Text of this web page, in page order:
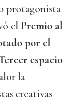
protagonista
el Premio al
por el
espacio
la
creativas